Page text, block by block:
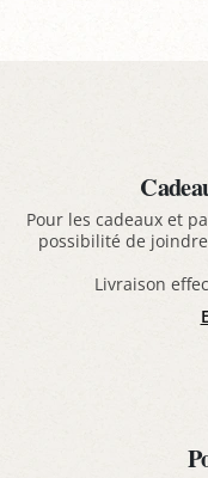
Pour les cadeaux et
possibilité de
Livraison